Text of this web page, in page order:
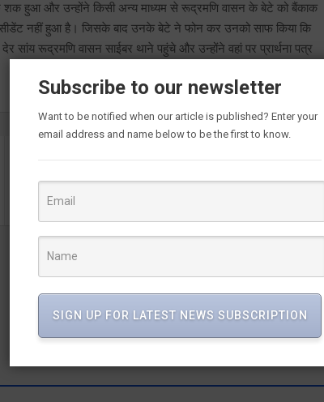
हुआ और उन्होंने किसी अन्य माध्यम से रूद्रमणि वासन के बेटे को बैंकाक
नहीं हुआ है। जिसके बाद उनके बेटे ने फोन कर उनको साफ किया कि
रूद्रमणि वासन साईबर थाने पहुंचे और उन्होंने वहां पर प्रार्थना पत्र
Subscribe to our newsletter
Want to be notified when our article is published? Enter your
email address and name below to be the first to know.
SIGN UP FOR LATEST NEWS SUBSCRIPTION